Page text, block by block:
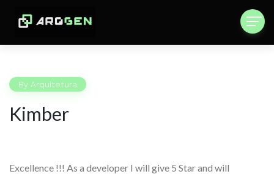
By Arquitetura
Kimber
Excellence !!! As a developer I will give 5 Star and will